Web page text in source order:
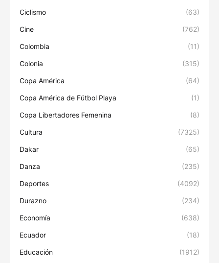
Ciclismo (63)
Cine (762)
Colombia (11)
Colonia (315)
Copa América (64)
Copa América de Fútbol Playa (1)
Copa Libertadores Femenina (8)
Cultura (7325)
Dakar (65)
Danza (235)
Deportes (4092)
Durazno (234)
Economía (638)
Ecuador (18)
Educación (1912)